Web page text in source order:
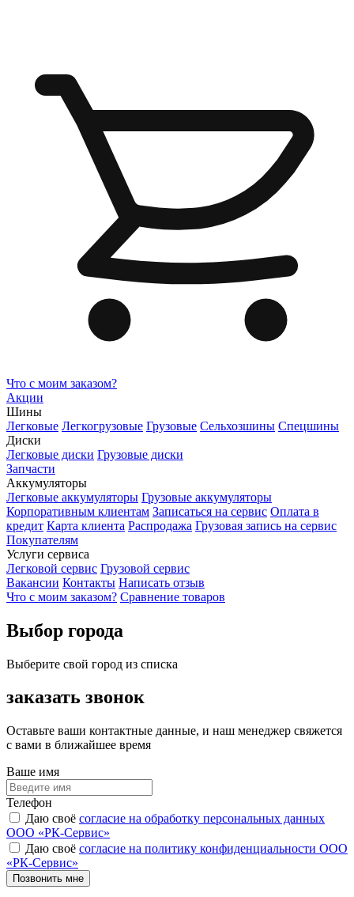
Что с моим заказом?
Акции
Шины
Легковые Легкогрузовые Грузовые Сельхозшины Спецшины
Диски
Легковые диски Грузовые диски
Запчасти
Аккумуляторы
Легковые аккумуляторы Грузовые аккумуляторы
Корпоративным клиентам Записаться на сервис Оплата в
кредит Карта клиента Распродажа Грузовая запись на сервис
Покупателям
Услуги сервиса
Легковой сервис Грузовой сервис
Вакансии Контакты Написать отзыв
Что с моим заказом? Сравнение товаров
Выбор города
Выберите свой город из списка
заказать звонок
Оставьте ваши контактные данные, и наш менеджер свяжется
с вами в ближайшее время
Ваше имя
Телефон
Даю своё согласие на обработку персональных данных
ООО «РК-Сервис»
Даю своё согласие на политику конфиденциальности ООО
«РК-Сервис»
Позвонить мне